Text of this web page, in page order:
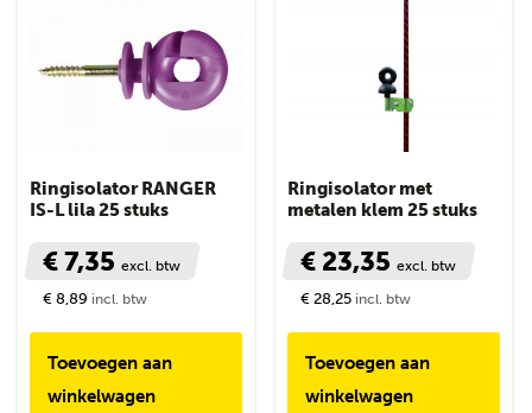
Ringisolator RANGER
IS-L lila 25 stuks
€ 7,35 excl. btw
€ 8,89 incl. btw
Toevoegen aan
winkelwagen
Ringisolator met
metalen klem 25 stuks
€ 23,35excl. btw
€ 28,25 incl. btw
Toevoegen aan
winkelwagen